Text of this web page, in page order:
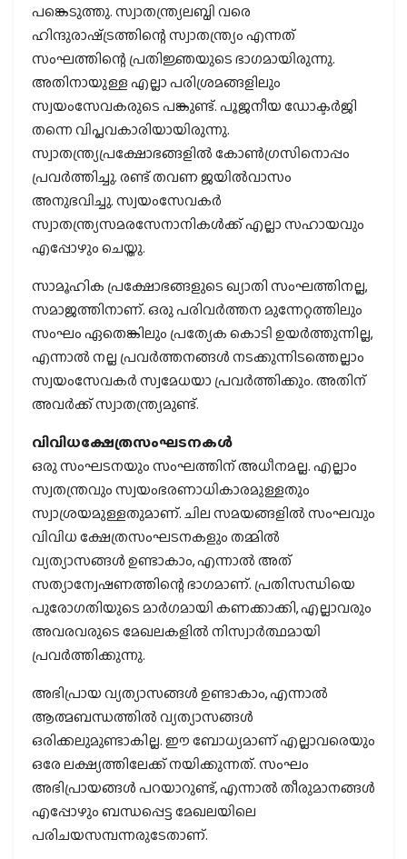
പങ്കെടുത്തു. സ്വാതന്ത്ര്യലബ്ധി വരെ
ഹിന്ദുരാഷ്‌ട്രത്തിന്റെ സ്വാതന്ത്ര്യം എന്നത്
സംഘത്തിന്റെ പ്രതിജ്ഞയുടെ ഭാഗമായിരുന്നു.
അതിനായുള്ള എല്ലാ പരിശ്രമങ്ങളിലും
സ്വയംസേവകരുടെ പങ്കുണ്ട്. പൂജനീയ ഡോക്ടര്‍ജി
തന്നെ വിപ്ലവകാരിയായിരുന്നു.
സ്വാതന്ത്ര്യപ്രക്ഷോഭങ്ങളില്‍ കോണ്‍ഗ്രസിനൊപ്പം
പ്രവര്‍ത്തിച്ചു. രണ്ട് തവണ ജയില്‍വാസം
അനുഭവിച്ചു. സ്വയംസേവകര്‍
സ്വാതന്ത്ര്യസമരസേനാനികള്‍ക്ക് എല്ലാ സഹായവും
എപ്പോഴും ചെയ്തു.
സാമൂഹിക പ്രക്ഷോഭങ്ങളുടെ ഖ്യാതി സംഘത്തിനല്ല,
സമാജത്തിനാണ്. ഒരു പരിവര്‍ത്തന മുന്നേറ്റത്തിലും
സംഘം ഏതെങ്കിലും പ്രത്യേക കൊടി ഉയര്‍ത്തുന്നില്ല,
എന്നാല്‍ നല്ല പ്രവര്‍ത്തനങ്ങള്‍ നടക്കുന്നിടത്തെല്ലാം
സ്വയംസേവകര്‍ സ്വമേധയാ പ്രവര്‍ത്തിക്കും. അതിന്
അവര്‍ക്ക് സ്വാതന്ത്ര്യമുണ്ട്.
വിവിധക്ഷേത്രസംഘടനകള്‍
ഒരു സംഘടനയും സംഘത്തിന് അധീനമല്ല. എല്ലാം
സ്വതന്ത്രവും സ്വയംഭരണാധികാരമുള്ളതും
സ്വാശ്രയമുള്ളതുമാണ്. ചില സമയങ്ങളില്‍ സംഘവും
വിവിധ ക്ഷേത്രസംഘടനകളും തമ്മില്‍
വ്യത്യാസങ്ങള്‍ ഉണ്ടാകാം, എന്നാല്‍ അത്
സത്യാന്വേഷണത്തിന്റെ ഭാഗമാണ്. പ്രതിസന്ധിയെ
പുരോഗതിയുടെ മാര്‍ഗമായി കണക്കാക്കി, എല്ലാവരും
അവരവരുടെ മേഖലകളില്‍ നിസ്വാര്‍ത്ഥമായി
പ്രവര്‍ത്തിക്കുന്നു.
അഭിപ്രായ വ്യത്യാസങ്ങള്‍ ഉണ്ടാകാം, എന്നാല്‍
ആത്മബന്ധത്തില്‍ വ്യത്യാസങ്ങള്‍
ഒരിക്കലുമുണ്ടാകില്ല. ഈ ബോധ്യമാണ് എല്ലാവരെയും
ഒരേ ലക്ഷ്യത്തിലേക്ക് നയിക്കുന്നത്. സംഘം
അഭിപ്രായങ്ങള്‍ പറയാറുണ്ട്, എന്നാല്‍ തീരുമാനങ്ങള്‍
എപ്പോഴും ബന്ധപ്പെട്ട മേഖലയിലെ
പരിചയസമ്പന്നരുടേതാണ്.